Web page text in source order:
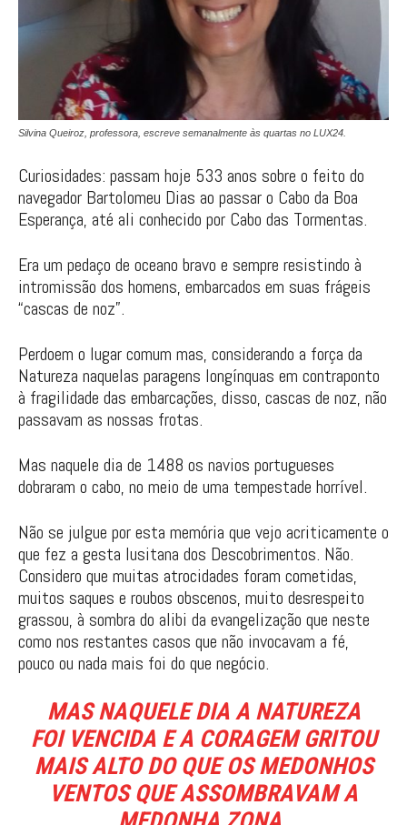
Silvina Queiroz, professora, escreve semanalmente às quartas no LUX24.
Curiosidades: passam hoje 533 anos sobre o feito do
navegador Bartolomeu Dias ao passar o Cabo da Boa
Esperança, até ali conhecido por Cabo das Tormentas.
Era um pedaço de oceano bravo e sempre resistindo à
intromissão dos homens, embarcados em suas frágeis
“cascas de noz”.
Perdoem o lugar comum mas, considerando a força da
Natureza naquelas paragens longínquas em contraponto
à fragilidade das embarcações, disso, cascas de noz, não
passavam as nossas frotas.
Mas naquele dia de 1488 os navios portugueses
dobraram o cabo, no meio de uma tempestade horrível.
Não se julgue por esta memória que vejo acriticamente o
que fez a gesta lusitana dos Descobrimentos. Não.
Considero que muitas atrocidades foram cometidas,
muitos saques e roubos obscenos, muito desrespeito
grassou, à sombra do alibi da evangelização que neste
como nos restantes casos que não invocavam a fé,
pouco ou nada mais foi do que negócio.
MAS NAQUELE DIA A NATUREZA
FOI VENCIDA E A CORAGEM GRITOU
MAIS ALTO DO QUE OS MEDONHOS
VENTOS QUE ASSOMBRAVAM A